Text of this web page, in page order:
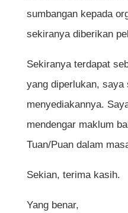
sumbangan kepada
sekiranya diberikan
Sekiranya terdapat
yang diperlukan, saya
menyediakannya.
mendengar maklum
Tuan/Puan dalam
Sekian, terima kasih.
Yang benar,